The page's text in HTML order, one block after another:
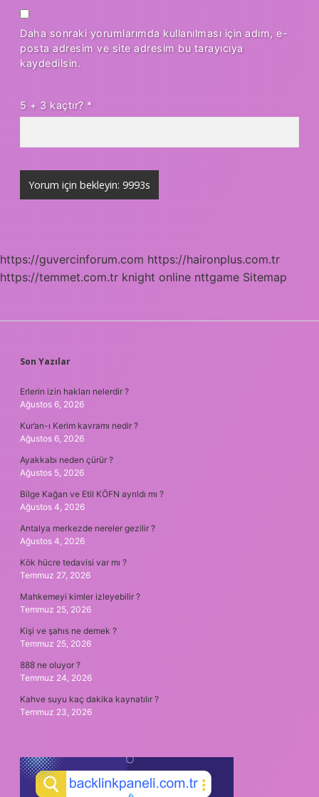
Daha sonraki yorumlarımda kullanılması için adım, e-
posta adresim ve site adresim bu tarayıcıya
kaydedilsin.
5 + 3 kaçtır? *
https://guvercinforum.com https://haironplus.com.tr
https://temmet.com.tr knight online nttgame Sitemap
SIDEBAR
Son Yazılar
Erlerin izin hakları nelerdir ?
Ağustos 6, 2026
Kur’an-ı Kerim kavramı nedir ?
Ağustos 6, 2026
Ayakkabı neden çürür ?
Ağustos 5, 2026
Bilge Kağan ve Etil KÖFN ayrıldı mı ?
Ağustos 4, 2026
Antalya merkezde nereler gezilir ?
Ağustos 4, 2026
Kök hücre tedavisi var mı ?
Temmuz 27, 2026
Mahkemeyi kimler izleyebilir ?
Temmuz 25, 2026
Kişi ve şahıs ne demek ?
Temmuz 25, 2026
888 ne oluyor ?
Temmuz 24, 2026
Kahve suyu kaç dakika kaynatılır ?
Temmuz 23, 2026